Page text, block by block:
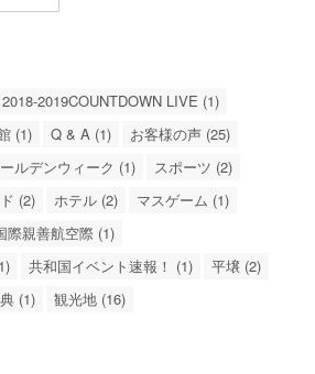
2018-2019COUNTDOWN LIVE (1)
(1) Q & A (1)
お客様の声 (25)
ルデンウィーク (1)
スポーツ (2)
(2) ホテル (2)
マスゲーム (1)
際親善航空際 (1)
共和国イベント速報！ (1)
平壌 (2)
(1) 観光地 (16)